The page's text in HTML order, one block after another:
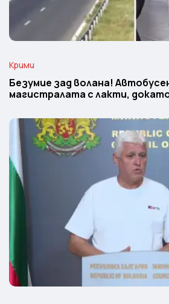
Крими
Безумие зад волана!
магистралата с лакти,